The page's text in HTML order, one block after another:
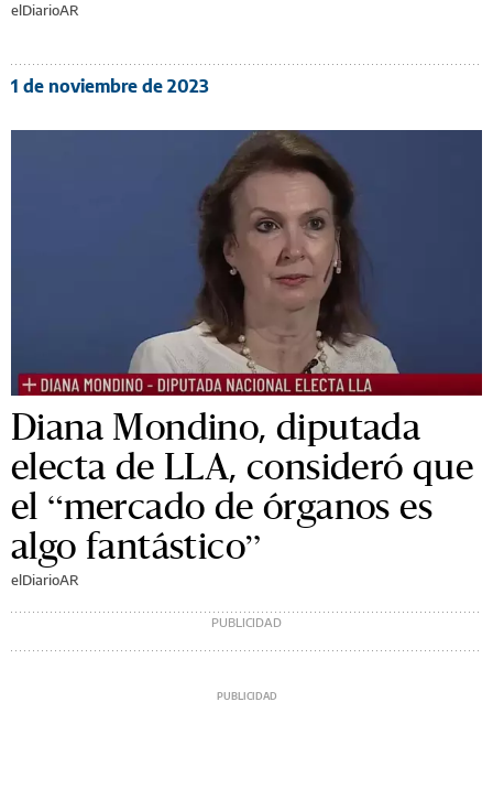
elDiarioAR
1 de noviembre de 2023
Diana Mondino, diputada
electa de LLA, consideró que
el “mercado de órganos es
algo fantástico”
elDiarioAR